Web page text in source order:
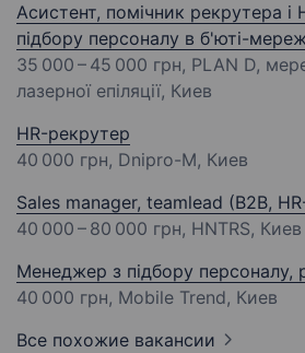
Асистент, помічник рекрутера і
підбору персоналу в б'юті-
35 000 – 45 000 грн, PLAN D,
лазерної епіляції, Киев
HR-рекрутер
40 000 грн, Dnipro-M, Киев
Sales manager, teamlead (B2B,
40 000 – 80 000 грн, HNTRS, Киев
Менеджер з підбору персоналу,
40 000 грн, Mobile Trend, Киев
Все похожие вакансии